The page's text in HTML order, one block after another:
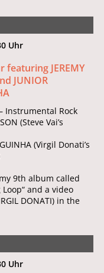
Uhr
featuring JEREMY
JUNIOR
Instrumental Rock
(Steve Vai’s
(Virgil Donati’s
9th album called
Loop“ and a video
DONATI) in the
Uhr